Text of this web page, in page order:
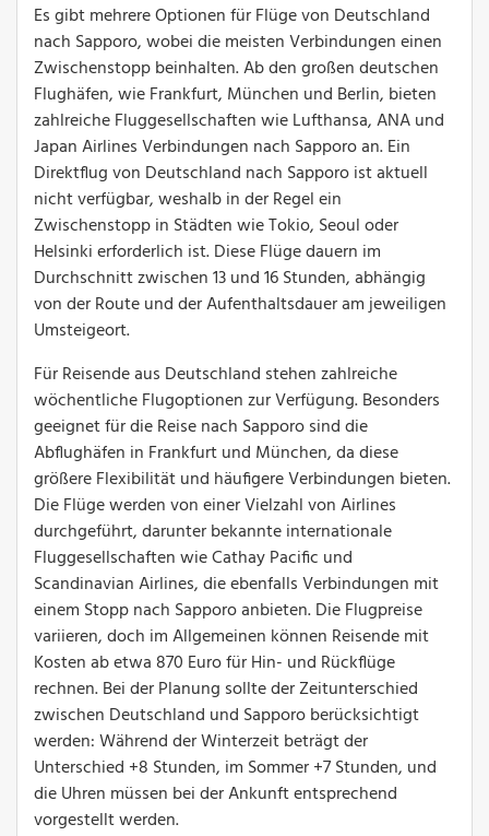
Es gibt mehrere Optionen für Flüge von Deutschland
nach Sapporo, wobei die meisten Verbindungen einen
Zwischenstopp beinhalten. Ab den großen deutschen
Flughäfen, wie Frankfurt, München und Berlin, bieten
zahlreiche Fluggesellschaften wie Lufthansa, ANA und
Japan Airlines Verbindungen nach Sapporo an. Ein
Direktflug von Deutschland nach Sapporo ist aktuell
nicht verfügbar, weshalb in der Regel ein
Zwischenstopp in Städten wie Tokio, Seoul oder
Helsinki erforderlich ist. Diese Flüge dauern im
Durchschnitt zwischen 13 und 16 Stunden, abhängig
von der Route und der Aufenthaltsdauer am jeweiligen
Umsteigeort.
Für Reisende aus Deutschland stehen zahlreiche
wöchentliche Flugoptionen zur Verfügung. Besonders
geeignet für die Reise nach Sapporo sind die
Abflughäfen in Frankfurt und München, da diese
größere Flexibilität und häufigere Verbindungen bieten.
Die Flüge werden von einer Vielzahl von Airlines
durchgeführt, darunter bekannte internationale
Fluggesellschaften wie Cathay Pacific und
Scandinavian Airlines, die ebenfalls Verbindungen mit
einem Stopp nach Sapporo anbieten. Die Flugpreise
variieren, doch im Allgemeinen können Reisende mit
Kosten ab etwa 870 Euro für Hin- und Rückflüge
rechnen. Bei der Planung sollte der Zeitunterschied
zwischen Deutschland und Sapporo berücksichtigt
werden: Während der Winterzeit beträgt der
Unterschied +8 Stunden, im Sommer +7 Stunden, und
die Uhren müssen bei der Ankunft entsprechend
vorgestellt werden.